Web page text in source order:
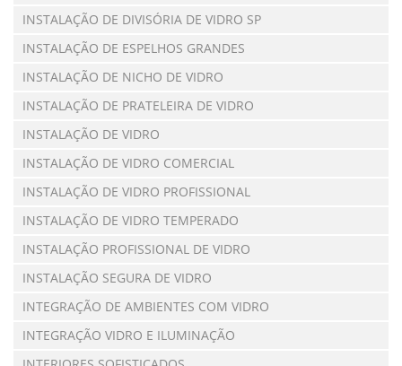
INSTALAÇÃO DE DIVISÓRIA DE VIDRO SP
INSTALAÇÃO DE ESPELHOS GRANDES
INSTALAÇÃO DE NICHO DE VIDRO
INSTALAÇÃO DE PRATELEIRA DE VIDRO
INSTALAÇÃO DE VIDRO
INSTALAÇÃO DE VIDRO COMERCIAL
INSTALAÇÃO DE VIDRO PROFISSIONAL
INSTALAÇÃO DE VIDRO TEMPERADO
INSTALAÇÃO PROFISSIONAL DE VIDRO
INSTALAÇÃO SEGURA DE VIDRO
INTEGRAÇÃO DE AMBIENTES COM VIDRO
INTEGRAÇÃO VIDRO E ILUMINAÇÃO